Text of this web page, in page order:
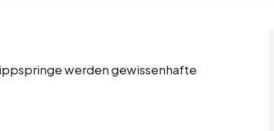
werden gewissenhafte